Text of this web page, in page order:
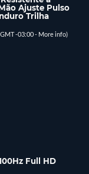
Ajuste Pulso
Trilha
-03:00 - More info)
Full HD